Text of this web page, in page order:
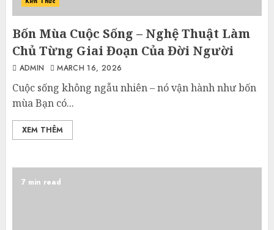
Bốn Mùa Cuộc Sống – Nghệ Thuật Làm
Chủ Từng Giai Đoạn Của Đời Người
ADMIN MARCH 16, 2026
Cuộc sống không ngẫu nhiên – nó vận hành như bốn
mùa Bạn có...
XEM THÊM
7 min read